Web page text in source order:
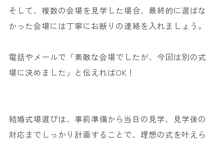
そして、複数の会場を見学した場合、最終的に選ばな
かった会場には丁寧にお断りの連絡を入れましょう。
電話やメールで「素敵な会場でしたが、今回は別の式
場に決めました」と伝えればOK！
結婚式場選びは、事前準備から当日の見学、見学後の
対応までしっかり計画することで、理想の式を叶えら